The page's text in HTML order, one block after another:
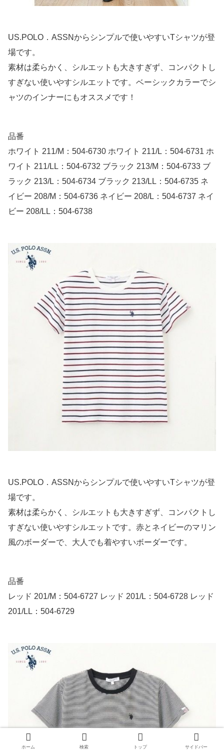
US.POLO．ASSNからシンプルで使いやすいTシャツが登
場です。
素材は柔らかく、シルエットも大きすぎず、コンパクトし
すぎない使いやすシルエットです。ベーシックカラーでシ
ャツのインナーにもオススメです！
品番
ホワイト 211/M：504-6730 ホワイト 211/L：504-6731 ホ
ワイト 211/LL：504-6732 ブラック 213/M：504-6733 ブ
ラック 213/L：504-6734 ブラック 213/LL：504-6735 ネ
イビー 208/M：504-6736 ネイビー 208/L：504-6737 ネイ
ビー 208/LL：504-6738
US.POLO．ASSNからシンプルで使いやすいTシャツが登
場です。
素材は柔らかく、シルエットも大きすぎず、コンパクトし
すぎない使いやすシルエットです。赤とネイビーのマリン
風のボーダーで、大人でも着やすいボーダーです。
品番
レッド 201/M：504-6727 レッド 201/L：504-6728 レッド
201/LL：504-6729
ホーム 検索 トップ サイドバー